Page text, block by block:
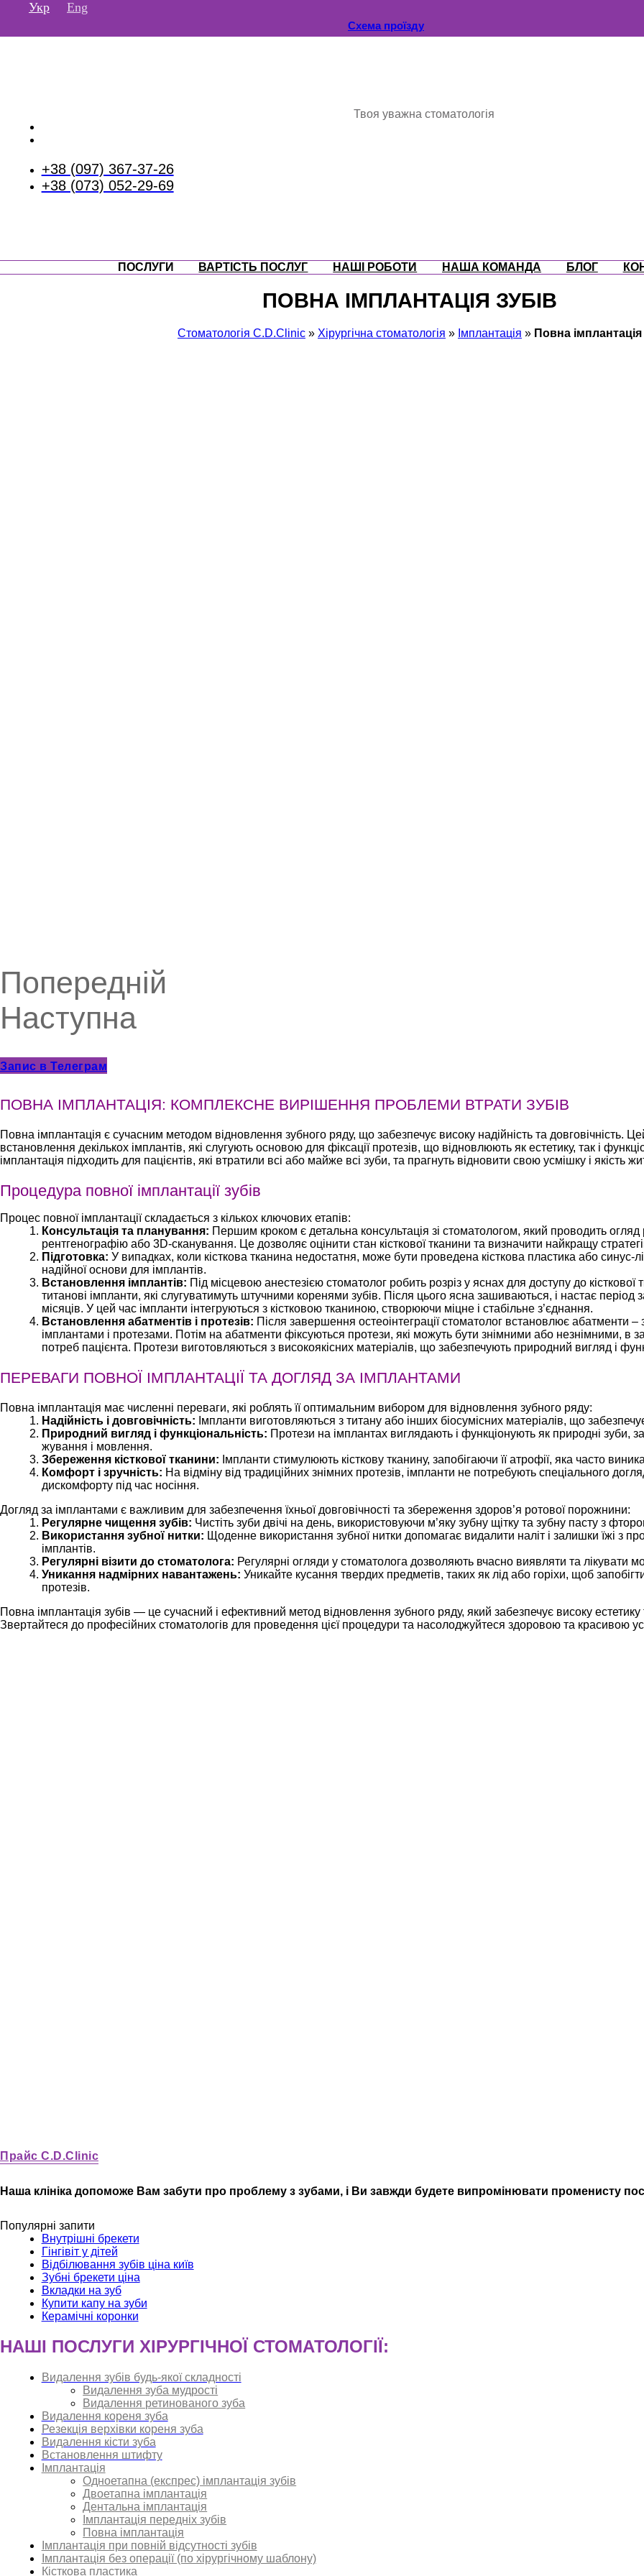
Перейти
Укр Eng
Схема проїзду
Твоя уважна стоматологія
+38 (097) 367-37-26
+38 (073) 052-29-69
ПОСЛУГИ
ВАРТІСТЬ ПОСЛУГ НАШІ РОБОТИ НАША КОМАНДА БЛОГ
ПОВНА ІМПЛАНТАЦІЯ ЗУБІВ
Стоматологія С.D.Clinic » Хiрургічна стоматологія » Імплантація » Повна імплантація
Попередній
Наступна
Запис в Телеграм
ПОВНА ІМПЛАНТАЦІЯ: КОМПЛЕКСНЕ ВИРІШЕННЯ ПРОБЛЕМИ ВТРАТИ ЗУБІВ
Повна імплантація є сучасним методом відновлення зубного ряду, що забезпечує високу надійність та довговічність.
встановлення декількох імплантів, які слугують основою для фіксації протезів, що відновлюють як естетику, так і
імплантація підходить для пацієнтів, які втратили всі або майже всі зуби, та прагнуть відновити свою усмішку і якість
Процедура повної імплантації зубів
Процес повної імплантації складається з кількох ключових етапів:
Консультація та планування: Першим кроком є детальна консультація зі стоматологом, який проводить
рентгенографію або 3D-сканування. Це дозволяє оцінити стан кісткової тканини та визначити найкращу
Підготовка: У випадках, коли кісткова тканина недостатня, може бути проведена кісткова пластика або синус-
надійної основи для імплантів.
Встановлення імплантів: Під місцевою анестезією стоматолог робить розріз у яснах для доступу до
титанові імпланти, які слугуватимуть штучними коренями зубів. Після цього ясна зашиваються, і настає період
місяців. У цей час імпланти інтегруються з кістковою тканиною, створюючи міцне і стабільне з’єднання.
Встановлення абатментів і протезів: Після завершення остеоінтеграції стоматолог встановлює абатменти –
імплантами і протезами. Потім на абатменти фіксуються протези, які можуть бути знімними або незнімними, в
потреб пацієнта. Протези виготовляються з високоякісних матеріалів, що забезпечують природний вигляд і
ПЕРЕВАГИ ПОВНОЇ ІМПЛАНТАЦІЇ ТА ДОГЛЯД ЗА ІМПЛАНТАМИ
Повна імплантація має численні переваги, які роблять її оптимальним вибором для відновлення зубного ряду:
Надійність і довговічність: Імпланти виготовляються з титану або інших біосумісних матеріалів, що
Природний вигляд і функціональність: Протези на імплантах виглядають і функціонують як природні зуби,
жування і мовлення.
Збереження кісткової тканини: Імпланти стимулюють кісткову тканину, запобігаючи її атрофії, яка часто
Комфорт і зручність: На відміну від традиційних знімних протезів, імпланти не потребують спеціального
дискомфорту під час носіння.
Догляд за імплантами є важливим для забезпечення їхньої довговічності та збереження здоров’я ротової порожнини:
Регулярне чищення зубів: Чистіть зуби двічі на день, використовуючи м’яку зубну щітку та зубну пасту з
Використання зубної нитки: Щоденне використання зубної нитки допомагає видалити наліт і залишки їжі з
імплантів.
Регулярні візити до стоматолога: Регулярні огляди у стоматолога дозволяють вчасно виявляти та лікувати
Уникання надмірних навантажень: Уникайте кусання твердих предметів, таких як лід або горіхи, щоб
протезів.
Повна імплантація зубів — це сучасний і ефективний метод відновлення зубного ряду, який забезпечує високу естетику
Звертайтеся до професійних стоматологів для проведення цієї процедури та насолоджуйтеся здоровою та красивою
Прайс C.D.Clinic
Наша клініка допоможе Вам забути про проблему з зубами, і Ви завжди будете випромінювати променисту
Популярні запити
Внутрішні брекети
Гінгівіт у дітей
Відбілювання зубів ціна київ
Зубні брекети ціна
Вкладки на зуб
Купити капу на зуби
Керамічні коронки
НАШІ ПОСЛУГИ ХІРУРГІЧНОЇ СТОМАТОЛОГІЇ:
Видалення зубів будь-якої складності
Видалення зуба мудрості
Видалення ретинованого зуба
Видалення кореня зуба
Резекція верхівки кореня зуба
Видалення кісти зуба
Встановлення штифту
Імплантація
Одноетапна (експрес) імплантація зубів
Двоетапна імплантація
Дентальна імплантація
Імплантація передніх зубів
Повна імплантація
Імплантація при повній відсутності зубів
Імплантація без операції (по хірургічному шаблону)
Кісткова пластика